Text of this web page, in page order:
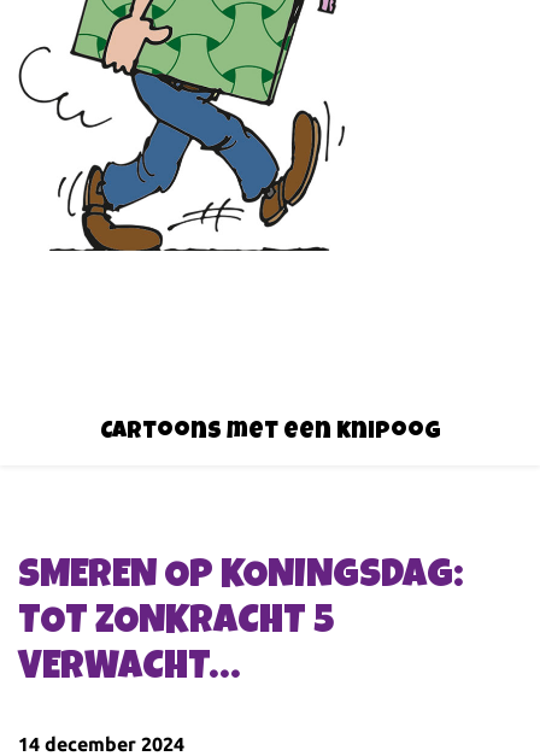
Cartoons met een knipoog
SMEREN OP KONINGSDAG:
TOT ZONKRACHT 5
VERWACHT…
14 december 2024